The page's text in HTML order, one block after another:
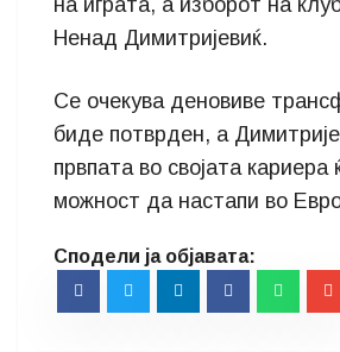
на играта, а изборот на
Ненад Димитријевиќ.
Се очекува деновиве
биде потврден, а
првпата во својата кариера
можност да настапи во